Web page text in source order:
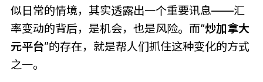
似日常的情境，其实透露出一个重要讯息——汇
率变动的背后，是机会，也是风险。而“炒加拿大
元平台”的存在，就是帮人们抓住这种变化的方式
之一。